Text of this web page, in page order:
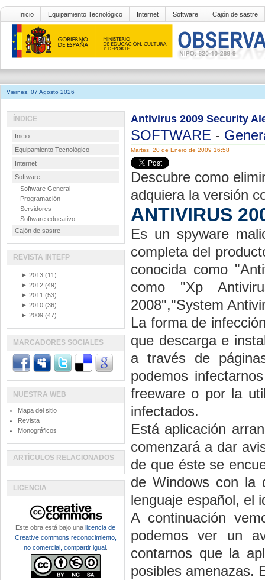
Inicio Equipamiento Tecnológico Internet Software Cajón de sastre
Viernes, 07 Agosto 2026
Antivirus 2009 Security
SOFTWARE -
Martes, 20 de Enero de 2009 16:58
Descubre como
adquiera la versión
ANTIVIRUS
Es un spyware
completa del
conocida como
como "Xp
2008","System
La forma de
que descarga e
a través de
podemos
freeware o por la
infectados.
Está aplicación
comenzará a dar
de que éste se
de Windows con la
lenguaje español, el
A continuación
podemos ver un
contarnos que la
posibles amenazas.
ÍNDICE
Inicio
Equipamiento Tecnológico
Internet
Software
Software General
Programación
Servidores
Software educativo
Cajón de sastre
REVISTA INTEFP
► 2013 (11)
► 2012 (49)
► 2011 (53)
► 2010 (36)
► 2009 (47)
MARCADORES SOCIALES
NUESTRA WEB
Mapa del sitio
Revista
Monográficos
ARTÍCULOS RELACIONADOS
LICENCIA
Este obra está bajo unalicencia de
Creative commons reconocimiento,
no comercial, compartir igual